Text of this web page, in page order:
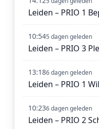
Leiden – PRIO 1
10:545 dagen geleden
Leiden – PRIO 3
13:186 dagen geleden
Leiden – PRIO 1
10:236 dagen geleden
Leiden – PRIO 2